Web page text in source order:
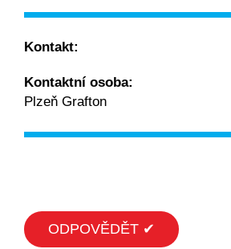
Kontakt:
Kontaktní osoba:
Plzeň Grafton
ODPOVĚDĚT ✔